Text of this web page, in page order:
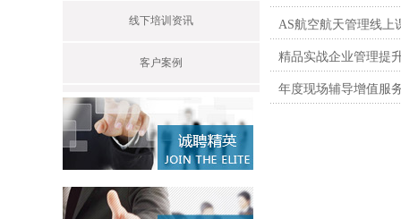
线下培训资讯
客户案例
AS航空航天管理线上
精品实战企业管理提
年度现场辅导增值服